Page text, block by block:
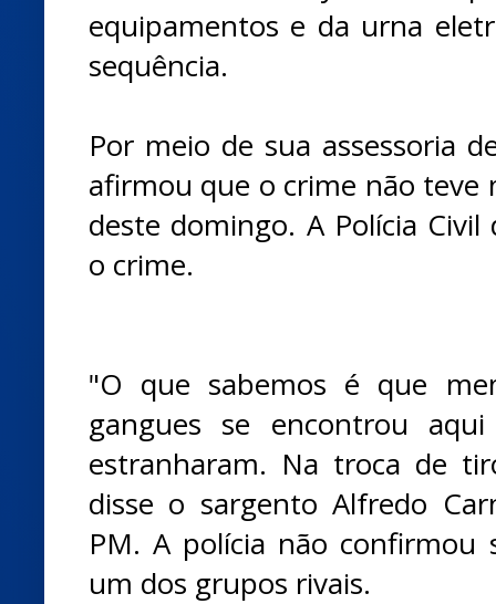
equipamentos e da urna
sequência.
Por meio de sua assessoria
afirmou que o crime não teve
deste domingo. A Polícia
o crime.
"O que sabemos é que
gangues se encontrou
estranharam. Na troca de
disse o sargento Alfredo
PM. A polícia não confirmou
um dos grupos rivais.